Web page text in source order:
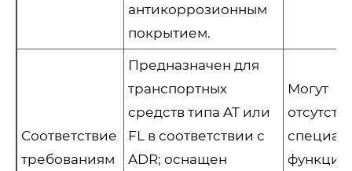
антикоррозионным
покрытием.
Соответствие
требованиям
Предназначен для
транспортных
средств типа AT или
FL в соответствии с
ADR; оснащен
Могут
функции